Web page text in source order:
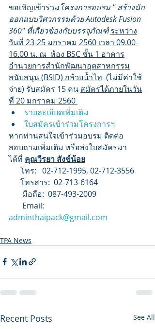
ขอเชิญเข้าร่วม โครงการอบรม " สร้างนัก
ออกแบบวิศวกรรมด้วย Autodesk Fusion
360" ที่เกี่ยวข้องกับบรรจุภัณฑ์ ระหว่าง
วันที่ 23-25 มกราคม 2560 เวลา 09.00-
16.00 น. ณ  ห้อง BSC ชั้น 1 อาคาร
อำนวยการสำนักพัฒนาอุตสาหกรรม
สนับสนุน (BSID) กล้วยน้ำไท
  (ไม่มีค่าใช้
จ่าย) รับสมัคร 15 คน สมัครได้ภายในวัน
ที่ 20 มกราคม 2560
รายละเอียดเพิ่มเติม
ใบสมัครเข้าร่วมโครงการฯ
หากท่านสนใจเข้าร่วมอบรม ติดต่อ
สอบถามเพิ่มเติม หรือส่งใบสมัครมา
ได้ที่ คุณวีรยา สังข์น้อย
โทร:   02-712-1995, 02-712-3556
โทรสาร:  02-713-6164
มือถือ:  087-493-2009
Email:
adminthaipack@gmail.com
TPA News
Recent Posts See All